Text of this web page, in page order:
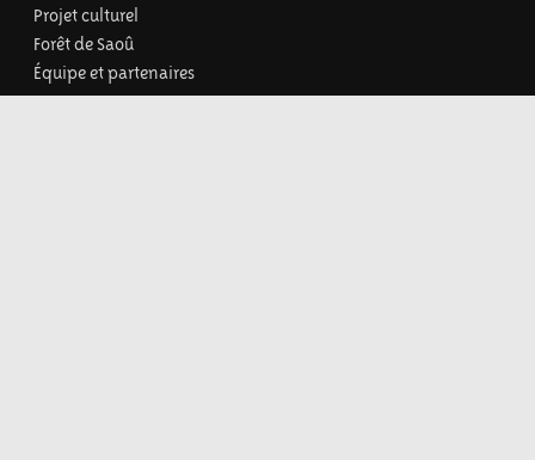
Projet culturel
Forêt de Saoû
Équipe et partenaires